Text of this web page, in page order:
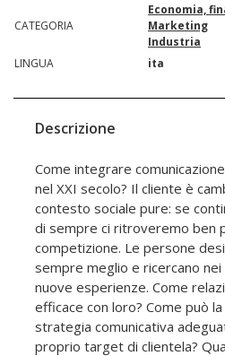
CATEGORIA
Economia,
Marketing
Industria
LINGUA
ita
Descrizione
Come integrare
nel XXI secolo? Il cliente è
contesto sociale pure: se
di sempre ci ritroveremo ben
competizione. Le persone
sempre meglio e ricercano
nuove esperienze. Come
efficace con loro? Come può
strategia comunicativa
proprio target di clientela?